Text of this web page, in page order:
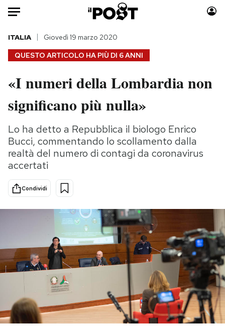
Auto
HOME
Italia
Politica
Tecnologia
Internet
Scienza
Cultura
Economia
Moda
Consumismi
Storie/Idee
Ok Boomer!
Media
PODCAST
NEWSLETTER
I MIEI PREFERITI
QUESTO ARTICOLO HA PIÙ DI 6 ANNI
ITALIA Giovedì 19 marzo 2020
«I numeri della Lombardia non
significano più nulla»
Lo ha detto a Repubblica il biologo Enrico
Bucci, commentando lo scollamento dalla
realtà del numero di contagi da coronavirus
accertati
Condividi